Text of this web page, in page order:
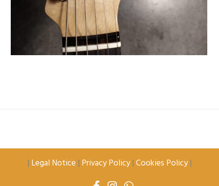
| Legal Notice | Privacy Policy|Cookies Policy|